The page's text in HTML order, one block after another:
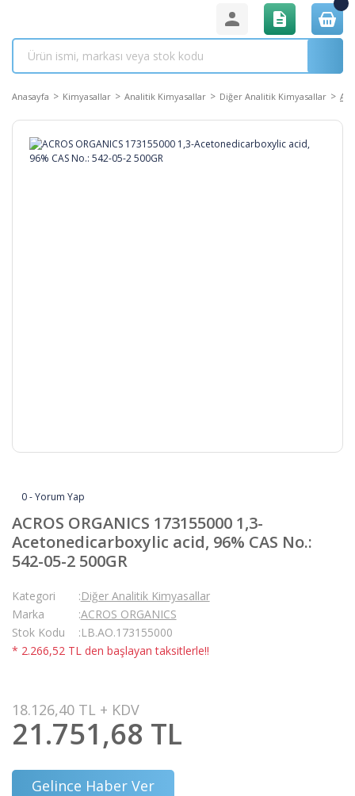
Anasayfa Kimyasallar Analitik Kimyasallar Diğer Analitik Kimyasallar
0 - Yorum Yap
ACROS ORGANICS 173155000 1,3-
Acetonedicarboxylic acid, 96% CAS No.:
542-05-2 500GR
Kategori
Diğer Analitik Kimyasallar
Marka
ACROS ORGANICS
Stok Kodu
LB.AO.173155000
* 2.266,52 TL den başlayan taksitlerle!!
18.126,40 TL + KDV
21.751,68 TL
Gelince Haber Ver